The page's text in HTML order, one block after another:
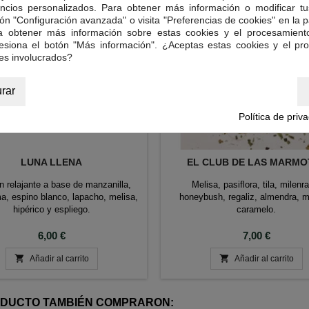
LUNA LLENA
relajante a base de manzanilla,
espino blanco, lapacho, melisa,
hipérico y espliego.
Precio
6,00 €
 Añadir al carrito
EL CLUB DE LAS
Melisa, pasiflora, tila,
honeybush, regaliz, almendra,
caramelo.
Precio
7,00 €
 Añadir al carrito
TAMBIÉN COMPRARON:
personalizados. Para obtener más información o modificar
"Configuración avanzada" o visita "Preferencias de cookies" en la
obtener más información sobre estas cookies y el
el botón "Más información". ¿Aceptas estas cookies y el
involucrados?
Política de